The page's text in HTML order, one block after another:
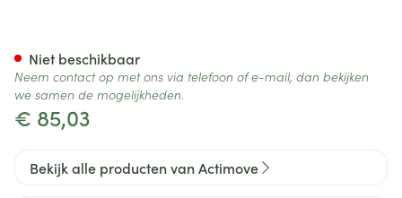
€ 85,03
Niet beschikbaar
Neem contact op met ons via telefoon of e-mail, dan bekijken
we samen de mogelijkheden.
Bekijk alle producten van Actimove